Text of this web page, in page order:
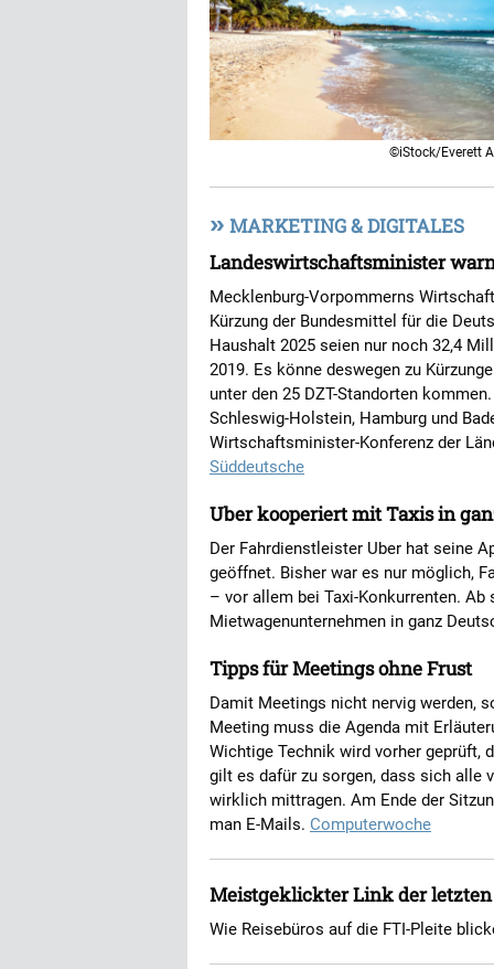
©iStock/Everett
» MARKETING & DIGITALES
Landeswirtschaftsminister
Mecklenburg-Vorpommerns
Kürzung der Bundesmittel für die
Haushalt 2025 seien nur noch 32,4
2019. Es könne deswegen zu
unter den 25 DZT-Standorten
Schleswig-Holstein, Hamburg und
Wirtschaftsminister-Konferenz der
Süddeutsche
Uber kooperiert mit Taxis in
Der Fahrdienstleister Uber hat seine
geöffnet. Bisher war es nur möglich,
– vor allem bei Taxi-Konkurrenten.
Mietwagenunternehmen in ganz
Tipps für Meetings ohne Frust
Damit Meetings nicht nervig werden,
Meeting muss die Agenda mit
Wichtige Technik wird vorher geprüft,
gilt es dafür zu sorgen, dass sich alle
wirklich mittragen. Am Ende der
man E-Mails. Computerwoche
Meistgeklickter Link der letzten
Wie Reisebüros auf die FTI-Pleite